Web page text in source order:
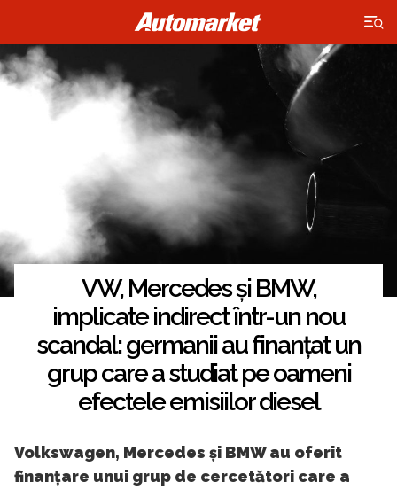
×
VW, Mercedes și BMW,
implicate indirect într-un nou
scandal: germanii au finanțat un
grup care a studiat pe oameni
efectele emisiilor diesel
Volkswagen, Mercedes și BMW au oferit
finanțare unui grup de cercetători care a